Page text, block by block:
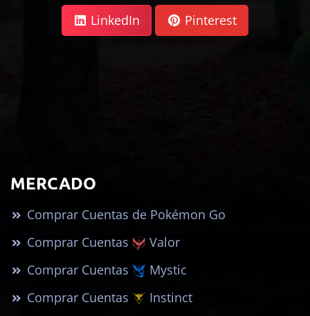
LinkedIn Pinterest
MERCADO
Comprar Cuentas de Pokémon Go
Comprar Cuentas
Valor
Comprar Cuentas
Mystic
Comprar Cuentas
Instinct